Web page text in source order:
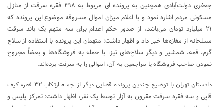
جعفری دولت‌آبادی همچنین به پرونده ای مربوط به ۲۹۸ فقره سرقت از منازل
مسکونی مردم اشاره نمود و با اعلام میزان اموال مسروقه موضوع این پرونده که
۲۱ میلیارد تومان می‌باشد، از صدور حکم اعدام برای سه متهم یک باند سرقت
مسلحانه از مغازه‌ها خبر داد و اظهار داشت: متهمان این پرونده با استفاده از سلاح
گرم، قمه، شمشیر و دیگر سلاح‌های تیز، با حمله به فروشگاه‌ها و بعضاً مجروح
نمودن صاحب فروشگاه یا مراجعین به آن، اموالی را به سرقت برده‌اند.
دادستان تهران با توضیح چندین پرونده قضایی دیگر از جمله ارتکاب ۳۲ فقره کیف
قاپی و سه فقره سرقت مقرون به آزار توسط یک نفر، اظهار داشت: تمرکز پلیس و